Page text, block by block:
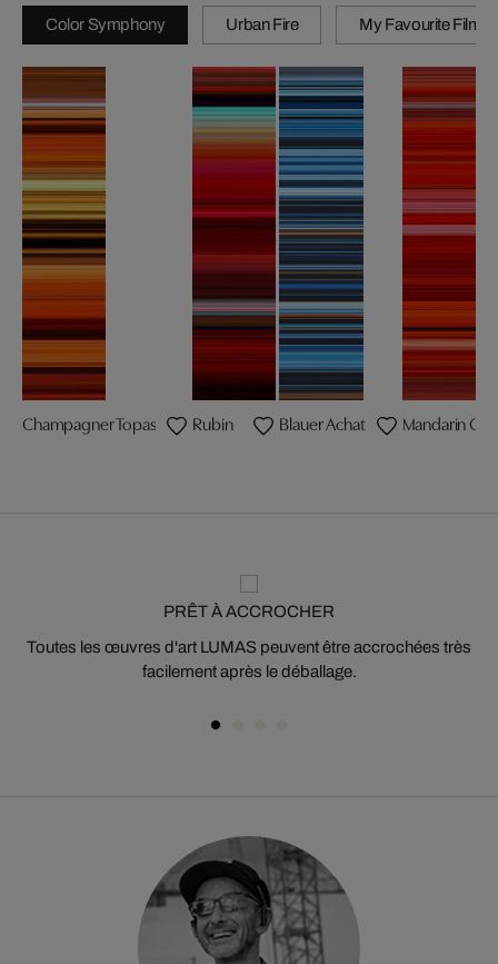
Color Symphony Urban Fire My Favourite Films
Champagner Topas Rubin Blauer Achat Mandarin
PRÊT À ACCROCHER
Toutes les œuvres d'art LUMAS peuvent être accrochées très
facilement après le déballage.